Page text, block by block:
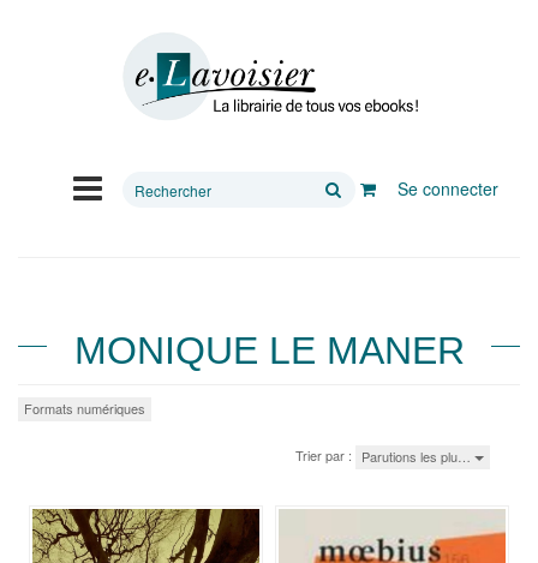
Rechercher
Se connecter
MONIQUE LE MANER
Formats numériques
Trier par : Parutions les plu…